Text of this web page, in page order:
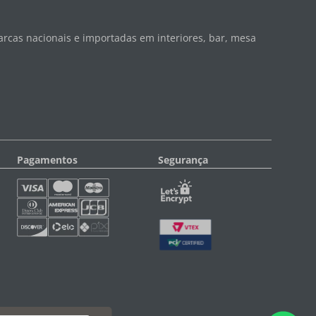
nacionais e importadas em interiores, bar, mesa
Pagamentos Segurança